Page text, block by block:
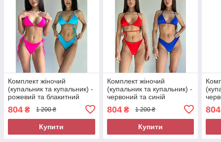
Комплект жіночий
(купальник та купальник) -
рожевий та блакитний
804 ₴ 1 200 ₴
Купити
Комплект жіночий
(купальник та купальник) -
червоний та синій
804₴ 1 200 ₴
Купити
804